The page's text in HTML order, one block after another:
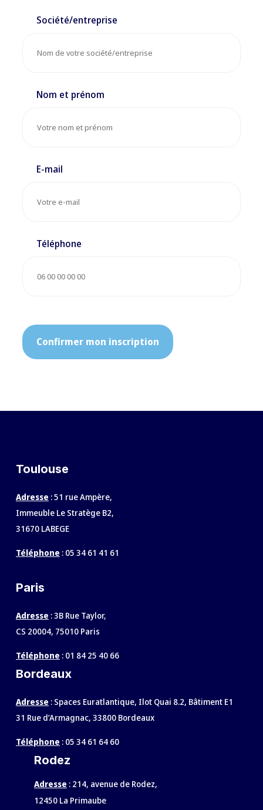
Société/entreprise
Nom et prénom
E-mail
Téléphone
Confirmer mon inscription
Toulouse
Adresse : 51 rue Ampère,
Immeuble Le Stratège B2,
31670 LABEGE
Téléphone : 05 34 61 41 61
Paris
Adresse : 3B Rue Taylor,
CS 20004, 75010 Paris
Téléphone : 01 84 25 40 66
Bordeaux
Adresse : Spaces Euratlantique, Ilot Quai 8.2, Bâtiment E1
31 Rue d’Armagnac, 33800 Bordeaux
Téléphone : 05 34 61 64 60
Rodez
Adresse : 214, avenue de Rodez,
12450 La Primaube